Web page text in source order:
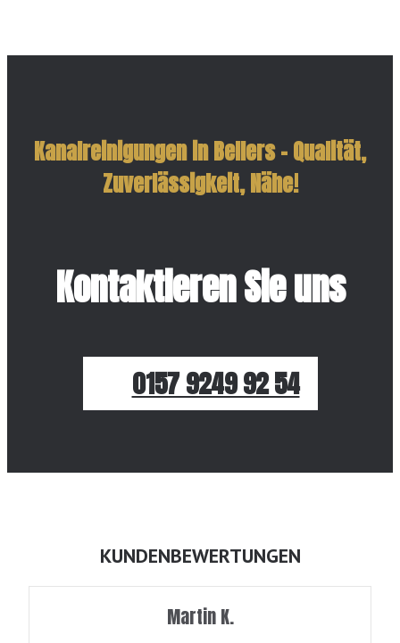
Kanalreinigungen in Bellers – Qualität,
Zuverlässigkeit, Nähe!
Kontaktieren Sie uns
0157 9249 92 54
KUNDENBEWERTUNGEN
Martin K.